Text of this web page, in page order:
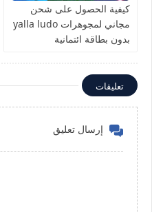
كيفية الحصول على شحن
مجاني لمجوهرات yalla ludo
بدون بطاقة ائتمانية
تعليقات
إرسال تعليق